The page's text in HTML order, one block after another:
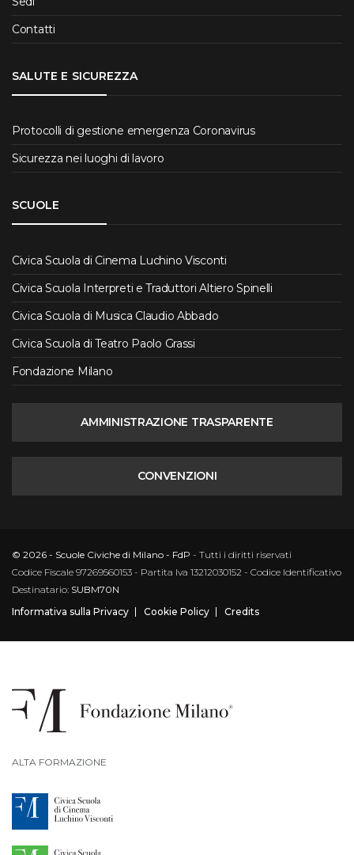
Contatti
SALUTE E SICUREZZA
Protocolli di gestione emergenza Coronavirus
Sicurezza nei luoghi di lavoro
SCUOLE
Civica Scuola di Cinema Luchino Visconti
Civica Scuola Interpreti e Traduttori Altiero Spinelli
Civica Scuola di Musica Claudio Abbado
Civica Scuola di Teatro Paolo Grassi
Fondazione Milano
AMMINISTRAZIONE TRASPARENTE
CONVENZIONI
© 2026 - Scuole Civiche di Milano - FdP - Tutti i diritti riservati
Codice Fiscale 97269560153 - Partita Iva 13212030152 - Codice Identificativo
Destinatario: SUBM70N
Informativa sulla Privacy
Cookie Policy Credits
ALTA FORMAZIONE